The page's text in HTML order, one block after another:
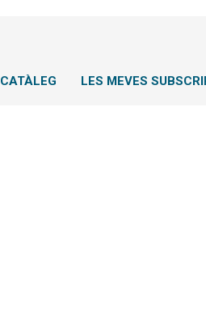
CATÀLEG LES MEVES